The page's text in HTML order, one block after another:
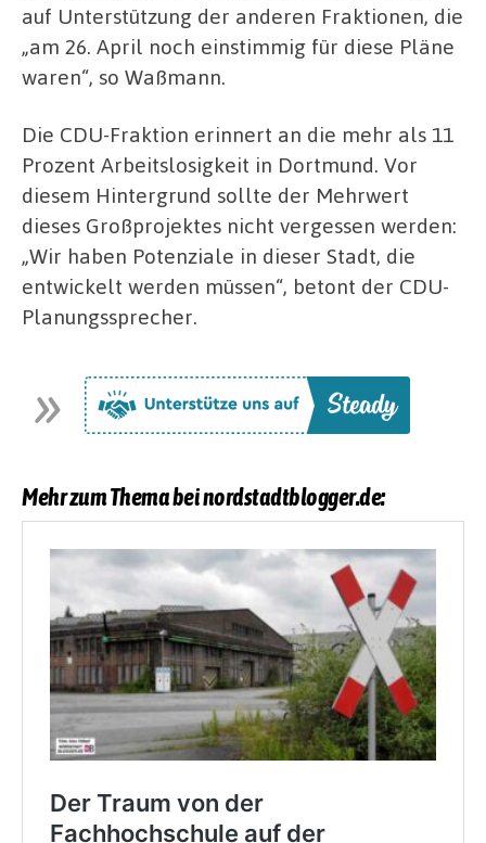
auf Unterstützung der anderen Fraktionen, die
„am 26. April noch einstimmig für diese Pläne
waren“, so Waßmann.
Die CDU-Fraktion erinnert an die mehr als 11
Prozent Arbeitslosigkeit in Dortmund. Vor
diesem Hintergrund sollte der Mehrwert
dieses Großprojektes nicht vergessen werden:
„Wir haben Potenziale in dieser Stadt, die
entwickelt werden müssen“, betont der CDU-
Planungssprecher.
Mehr zum Thema bei nordstadtblogger.de: